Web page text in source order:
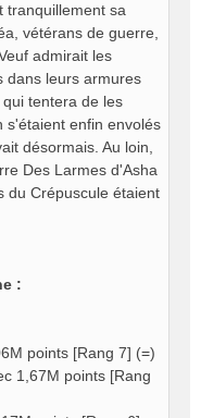
tranquillement sa
vétérans de guerre,
admirait les
dans leurs armures
tentera de les
s'étaient enfin envolés
désormais. Au loin,
Des Larmes d'Asha
du Crépuscule étaient
:
points [Rang 7] (=)
1,67M points [Rang